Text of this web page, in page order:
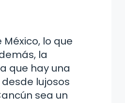
lo que
la
que hay una
lujosos
sea un